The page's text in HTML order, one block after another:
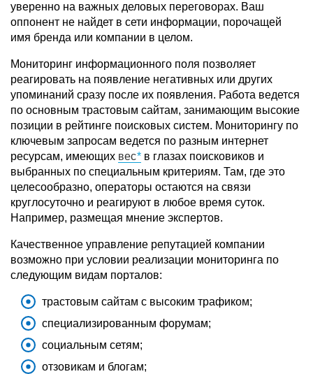
уверенно на важных деловых переговорах. Ваш
оппонент не найдет в сети информации, порочащей
имя бренда или компании в целом.
Мониторинг информационного поля позволяет
реагировать на появление негативных или других
упоминаний сразу после их появления. Работа ведется
по основным трастовым сайтам, занимающим высокие
позиции в рейтинге поисковых систем. Мониторингу по
ключевым запросам ведется по разным интернет
ресурсам, имеющих вес в глазах поисковиков и
выбранных по специальным критериям. Там, где это
целесообразно, операторы остаются на связи
круглосуточно и реагируют в любое время суток.
Например, размещая мнение экспертов.
Качественное управление репутацией компании
возможно при условии реализации мониторинга по
следующим видам порталов:
трастовым сайтам с высоким трафиком;
специализированным форумам;
социальным сетям;
отзовикам и блогам;